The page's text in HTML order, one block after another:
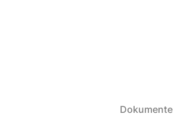
Dokumente